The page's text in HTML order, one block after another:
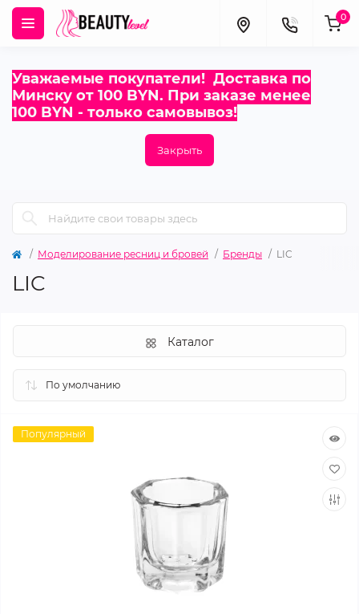
Уважаемые покупатели! Доставка по
Минску от 100 BYN. При заказе менее
100 BYN - только самовывоз!
Закрыть
0
Моделирование ресниц и бровей Бренды LIC
LIC
Каталог
Популярный